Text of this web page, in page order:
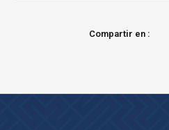
Compartir en :